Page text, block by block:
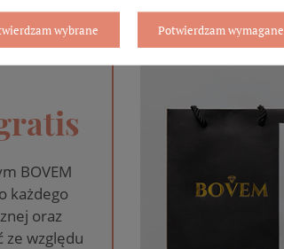
BOVEM
każdego
oraz
ze względu
wybrane Potwierdzam wymagane